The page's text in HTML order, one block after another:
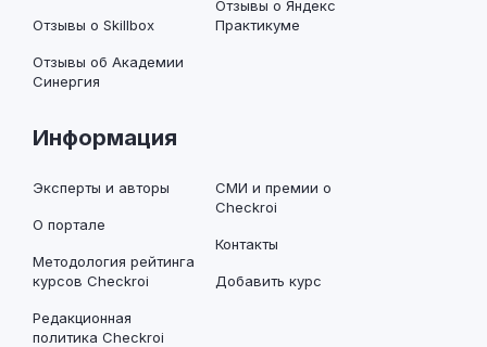
Отзывы о Skillbox
Отзывы об Академии
Синергия
Отзывы о Яндекс
Практикуме
Информация
Эксперты и авторы
О портале
Методология рейтинга
курсов Checkroi
Редакционная
политика Checkroi
СМИ и премии о
Checkroi
Контакты
Добавить курс